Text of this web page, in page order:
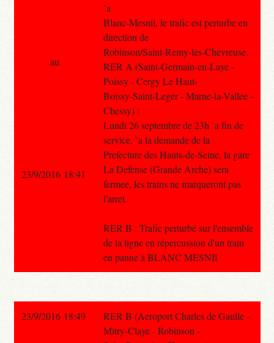
`a
Blanc-Mesnil, le trafic est perturbe en
direction de
Robinson/Saint-Remy-les-Chevreuse.
RER A (Saint-Germain-en-Laye -
Poissy - Cergy Le Haut-
Boissy-Saint-Leger - Marne-la-Vallee -
Chessy) :
Lundi 26 septembre de 23h `a fin de
service, `a la demande de la
Prefecture des Hauts-de-Seine, la gare
La Defense (Grande Arche) sera
fermee, les trains ne marqueront pas
l'arret.
RER B : Trafic perturbé sur l'ensemble
de la ligne en répercussion d'un train
en panne à BLANC MESNIl
au
23/9/2016 18:41
23/9/2016 18:49
RER B (Aeroport Charles de Gaulle -
Mitry-Claye - Robinson -